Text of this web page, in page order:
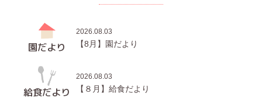
園だより
2026.08.03
【8月】園だより
給食だより
2026.08.03
【８月】給食だより